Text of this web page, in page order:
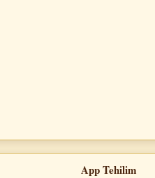
App Tehilim